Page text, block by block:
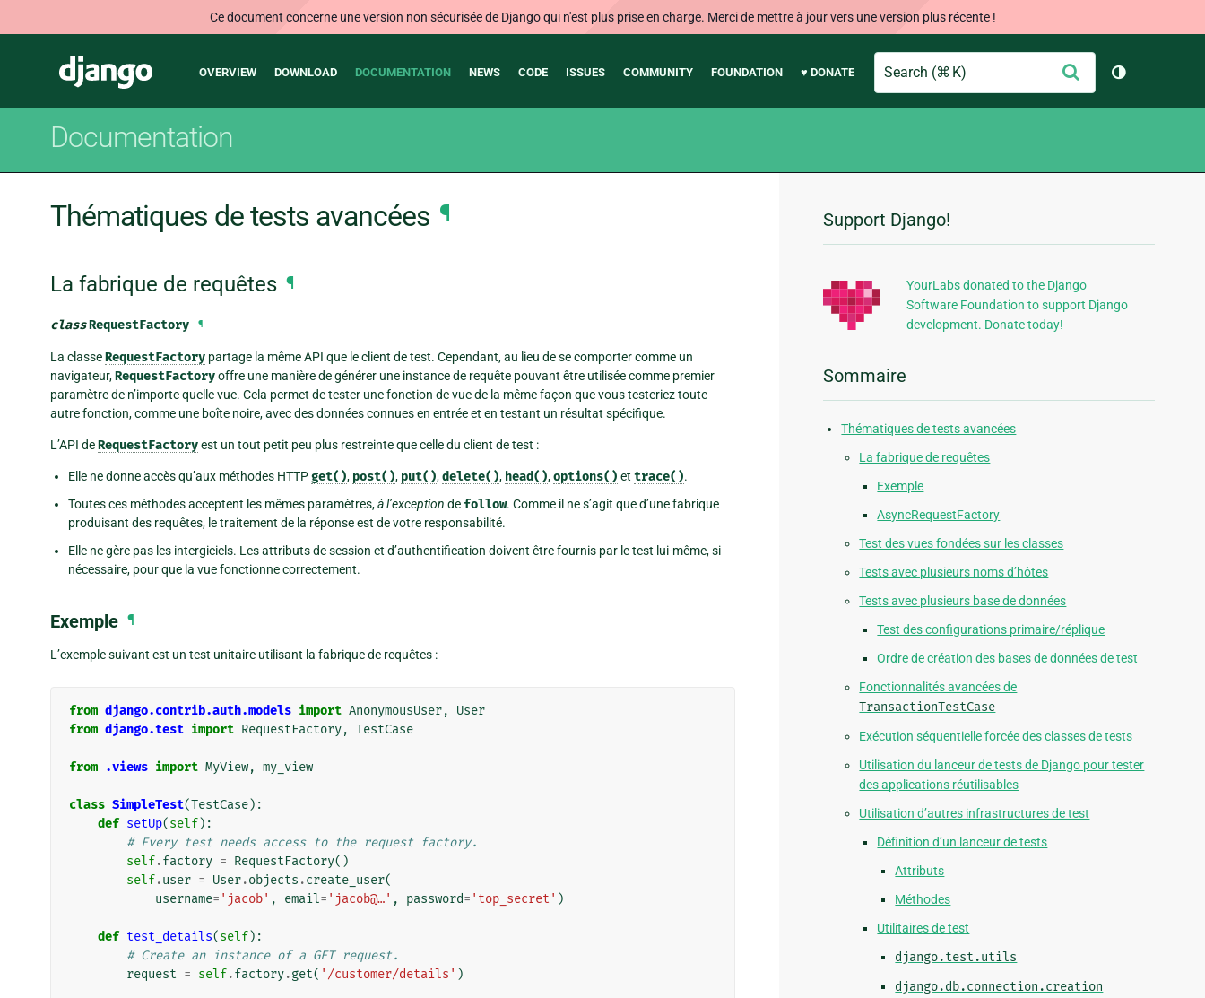
Ce document concerne une version non sécurisée de Django qui n'est plus prise en charge. Merci de mettre à jour vers une version plus récente !
Django
Main
OVERVIEW DOWNLOAD DOCUMENTATION NEWS CODE ISSUES COMMUNITY FOUNDATION ♥ DONATE
Search Envoyer
Changer
Documentation
Thématiques de tests avancées ¶
La fabrique de requêtes ¶
classRequestFactory ¶
La classeRequestFactory partage la même API que le client de test. Cependant, au lieu de se comporter comme un
navigateur,RequestFactoryoffre une manière de générer une instance de requête pouvant être utilisée comme premier
paramètre de n’importe quelle vue. Cela permet de tester une fonction de vue de la même façon que vous testeriez toute
autre fonction, comme une boîte noire, avec des données connues en entrée et en testant un résultat spécifique.
L’API deRequestFactoryest un tout petit peu plus restreinte que celle du client de test :
Elle ne donne accès qu’aux méthodes HTTPget(), post(), put(),delete(), head(),options() et trace().
Toutes ces méthodes acceptent les mêmes paramètres,à l’exception de follow. Comme il ne s’agit que d’une fabrique
produisant des requêtes, le traitement de la réponse est de votre responsabilité.
Elle ne gère pas les intergiciels. Les attributs de session et d’authentification doivent être fournis par le test lui-même, si
nécessaire, pour que la vue fonctionne correctement.
Exemple ¶
L’exemple suivant est un test unitaire utilisant la fabrique de requêtes :
from django.contrib.auth.models import AnonymousUser,
User
from django.test import RequestFactory, TestCase
from .views import MyView, my_view
class SimpleTest(TestCase):
def setUp(self):
# Every test needs access to the request factory.
self.factory = RequestFactory()
self.user = User.objects .create_user(
username= 'jacob' , email= 'jacob@…' , password= 'top_secret' )
def test_details(self):
# Create an instance of a GET request.
request = self.factory.get( '/customer/details' )
Informations
supplémentaires
Support Django!
YourLabs donated to the Django
Software Foundation to support Django
development. Donate today!
Sommaire
Thématiques de tests avancées
La fabrique de requêtes
Exemple
AsyncRequestFactory
Test des vues fondées sur les classes
Tests avec plusieurs noms d’hôtes
Tests avec plusieurs base de données
Test des configurations primaire/réplique
Ordre de création des bases de données de test
Fonctionnalités avancées de
TransactionTestCase
Exécution séquentielle forcée des classes de tests
Utilisation du lanceur de tests de Django pour tester
des applications réutilisables
Utilisation d’autres infrastructures de test
Définition d’un lanceur de tests
Attributs
Méthodes
Utilitaires de test
django.test.utils
django.db.connection.creation